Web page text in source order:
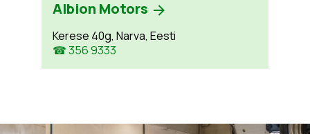
Albion Motors
Kerese 40g, Narva, Eesti
☎ 356 9333